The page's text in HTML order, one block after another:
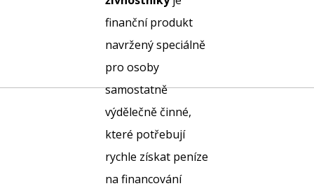
finanční produkt
navržený speciálně
pro osoby
samostatně
výdělečně činné,
které potřebují
rychle získat peníze
na financování